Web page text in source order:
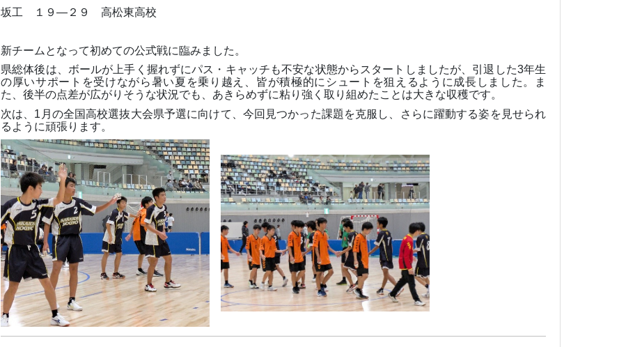
坂工 １９―２９ 高松東高校
新チームとなって初めての公式戦に臨みました。
県総体後は、ボールが上手く握れずにパス・キャッチも不安な状態からスタートしましたが、引退した3年生
の厚いサポートを受けながら暑い夏を乗り越え、皆が積極的にシュートを狙えるように成長しました。ま
た、後半の点差が広がりそうな状況でも、あきらめずに粘り強く取り組めたことは大きな収穫です。
次は、 1 月の全国高校選抜大会県予選に向けて、今回見つかった課題を克服し、さらに躍動する姿を見せられ
るように頑張ります。